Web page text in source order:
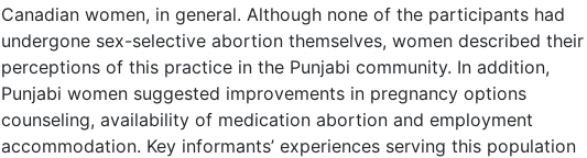
Canadian women, in general. Although none of the participants had
undergone sex-selective abortion themselves, women described their
perceptions of this practice in the Punjabi community. In addition,
Punjabi women suggested improvements in pregnancy options
counseling, availability of medication abortion and employment
accommodation. Key informants’ experiences serving this population